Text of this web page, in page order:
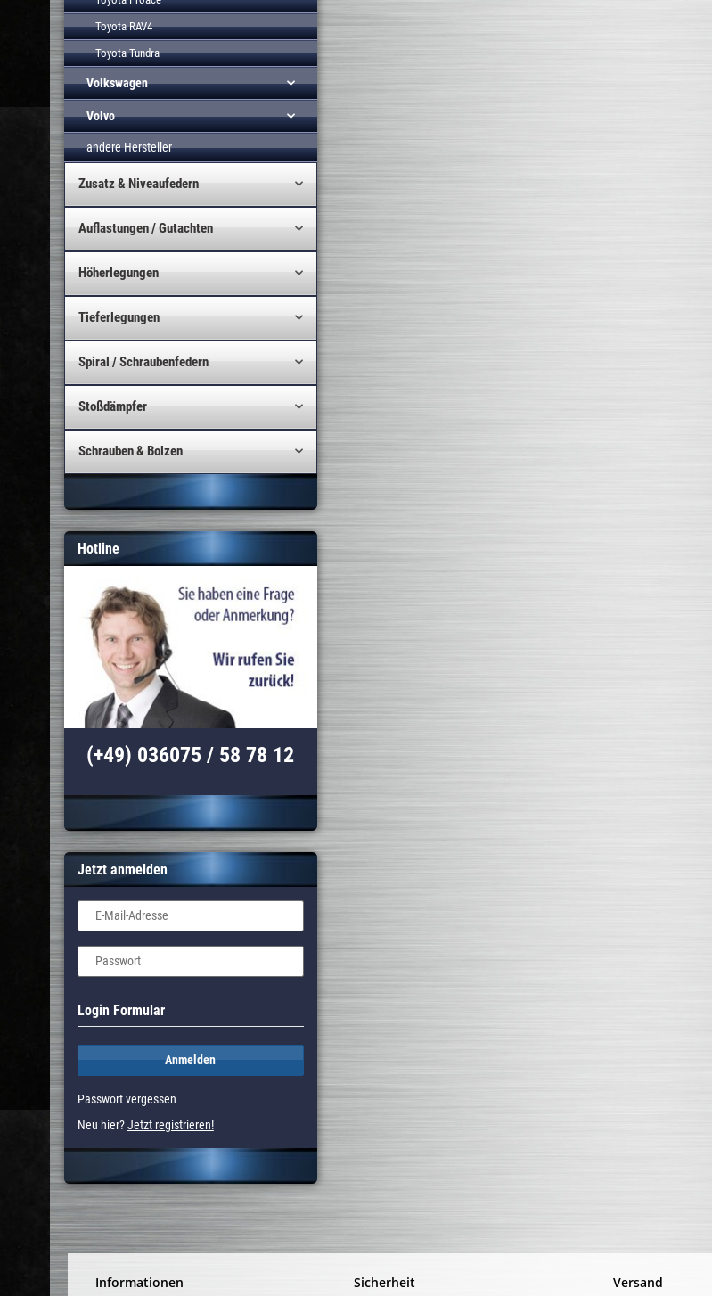
Toyota RAV4
Toyota Tundra
Volkswagen
Volvo
andere Hersteller
Zusatz & Niveaufedern
Auflastungen / Gutachten
Höherlegungen
Tieferlegungen
Spiral / Schraubenfedern
Stoßdämpfer
Schrauben & Bolzen
Hotline
(+49) 036075 / 58 78 12
Jetzt anmelden
E-Mail-Adresse
Passwort
Login Formular
Anmelden
Passwort vergessen
Neu hier?Jetzt registrieren!
Informationen Sicherheit Versand